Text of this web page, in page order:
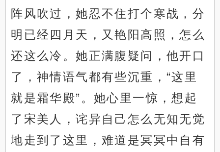
阵风吹过，她忍不住打个寒战，分
明已经四月天，又艳阳高照，怎么
还这么冷。她正满腹疑问，他开口
了，神情语气都有些沉重，“这里
就是霜华殿”。她心里一惊，想起
了宋美人，诧异自己怎么无知无觉
地走到了这里，难道是冥冥中自有